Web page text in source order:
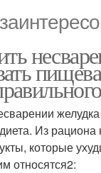
Из
которые
относятся2: